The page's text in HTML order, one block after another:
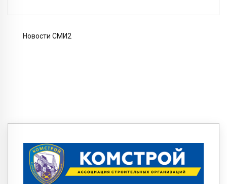
Новости СМИ2